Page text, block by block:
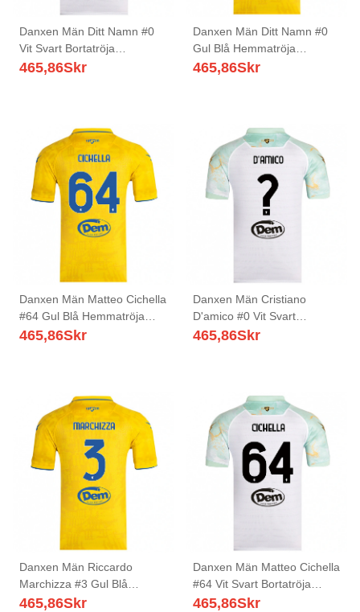
Danxen Män Ditt Namn #0
Vit Svart Bortatröja
Matchtröjor 2025/26 Tröjor
465,86Skr
Danxen Män Ditt Namn #0
Gul Blå Hemmatröja
Matchtröjor 2025/26 Tröjor
465,86Skr
Danxen Män Matteo Cichella
#64 Gul Blå Hemmatröja
Matchtröjor 2025/26 Tröjor
465,86Skr
Danxen Män Cristiano
D'amico #0 Vit Svart
Bortatröja Matchtröjor
465,86Skr
Danxen Män Riccardo
Marchizza #3 Gul Blå
Hemmatröja Matchtröjor
465,86Skr
Danxen Män Matteo Cichella
#64 Vit Svart Bortatröja
Matchtröjor 2025/26 Tröjor
465,86Skr